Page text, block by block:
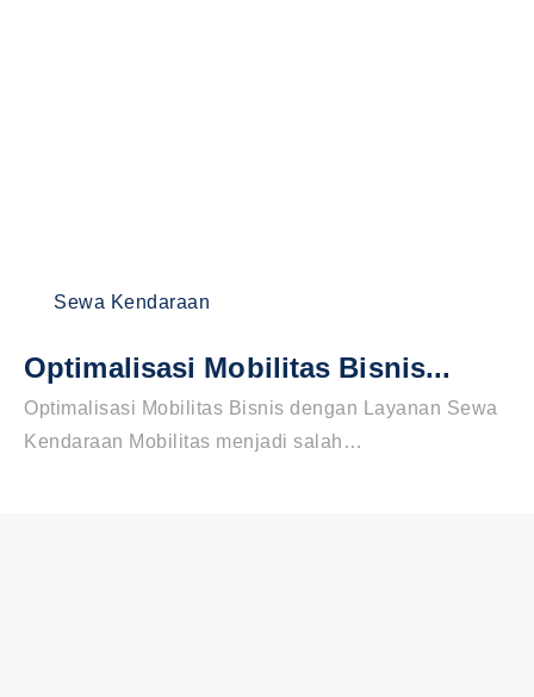
Sewa Kendaraan
Optimalisasi Mobilitas Bisnis...
Optimalisasi Mobilitas Bisnis dengan Layanan Sewa
Kendaraan Mobilitas menjadi salah…